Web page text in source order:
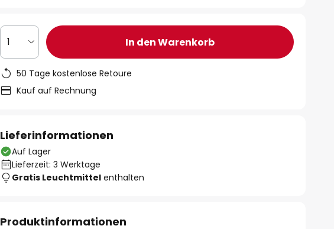
1 In den Warenkorb
50 Tage kostenlose Retoure
Kauf auf Rechnung
Lieferinformationen
Auf Lager
Lieferzeit: 3 Werktage
Gratis Leuchtmittel enthalten
Produktinformationen